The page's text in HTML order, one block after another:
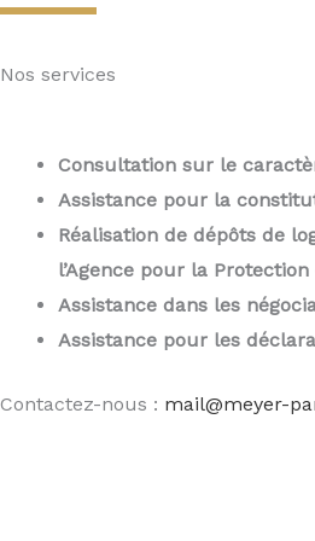
Nos services
Consultation sur le
Assistance pour la
Réalisation de dépôts de
l’Agence pour la
Assistance dans les
Assistance pour les
Contactez-nous : mail@meyer-